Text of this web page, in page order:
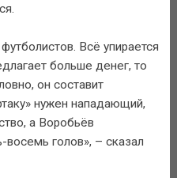
Всё упирается
больше денег, то
он составит
нужен нападающий,
а Воробьёв
восемь голов», – сказал